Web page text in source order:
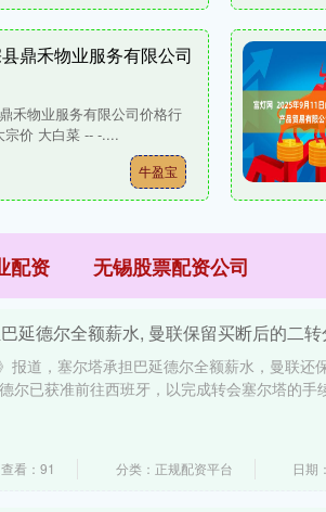
鼎禾物业服务有限公司
禾物业服务有限公司价格行
价 大白菜 -- -....
牛盈宝
配资 无锡股票配资公司
延德尔全额薪水, 曼联保留买断后的二
报道，塞尔塔承担巴延德尔全额薪水，曼联还
尔已获准前往西班牙，以完成转会塞尔塔的手
查看：91 分类：正规配资平台 日期